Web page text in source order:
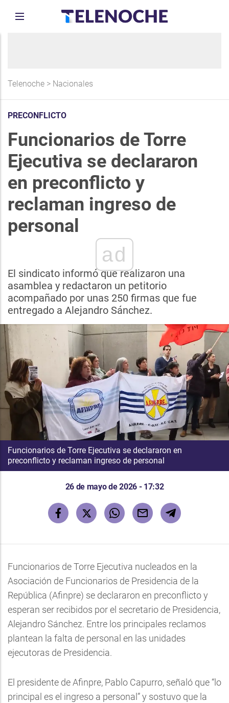
Telenoche > Nacionales
PRECONFLICTO
Funcionarios de Torre
Ejecutiva se declararon
en preconflicto y
reclaman ingreso de
personal
ad
El sindicato informó que realizaron una
asamblea y redactaron un petitorio
acompañado por unas 250 firmas que fue
entregado a Alejandro Sánchez.
Funcionarios de Torre Ejecutiva se declararon en
preconflicto y reclaman ingreso de personal
26 de mayo de 2026 - 17:32
Funcionarios de Torre Ejecutiva nucleados en la
Asociación de Funcionarios de Presidencia de la
República (Afinpre) se declararon en preconflicto y
esperan ser recibidos por el secretario de Presidencia,
Alejandro Sánchez. Entre los principales reclamos
plantean la falta de personal en las unidades
ejecutoras de Presidencia.
El presidente de Afinpre, Pablo Capurro, señaló que “lo
principal es el ingreso a personal” y sostuvo que la